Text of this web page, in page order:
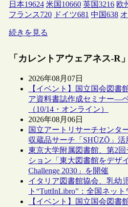
日本19624 米国 10660 英国3216 欧
フランス720 ドイツ681 中国638
続きを見る
「カレントアウェアネス-R
2026年08月07日
【イベント】国立国会図書
ア資料書誌作成セミナー―
（10/14・オンライン）
2026年08月06日
国立アートリサーチセンタ
収蔵品サーチ「SHŪZŌ」
東京大学附属図書館、第2
ション「東大図書館をデザ
Challenge 2030」を開催
イタリア図書館協会、乳幼
ト“TuttInLibro”：全国ネッ
【イベント】国立国会図書